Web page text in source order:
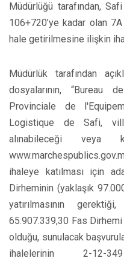
Müdürlüğü tarafından,
106+720’ye kadar olan
hale getirilmesine ilişkin
Müdürlük tarafından
dosyalarının,
Provinciale de
Logistique de Safi,
alınabileceği veya
ihaleye katılması için
Dirheminin (yaklaşık
yatırılmasının
65.907.339,30 Fas
olduğu, sunulacak
ihalelerinin 2-12-349